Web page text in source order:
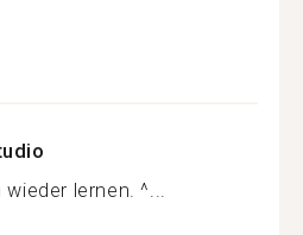
lernen. ^...